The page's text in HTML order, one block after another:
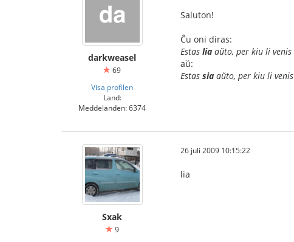
darkweasel
69
Visa profilen
Land:
Meddelanden: 6374
Saluton!
Ĉu oni diras:
Estas lia aŭto, per kiu li venis
aŭ:
Estas sia aŭto, per kiu li venis
Sxak
9
26 juli 2009 10:15:22
lia